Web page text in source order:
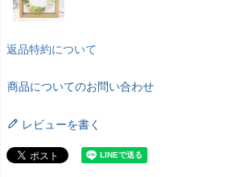
返品特約について
商品についてのお問い合わせ
レビューを書く